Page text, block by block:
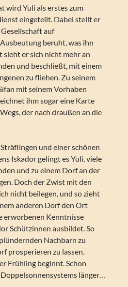
wird Yuli als erstes zum
eingeteilt. Dabei stellt er
auf
beruht, was ihn
er sich nicht mehr an
und beschließt, mit einem
zu fliehen. Zu seinem
mit seinem Vorhaben
ihm sogar eine Karte
der nach draußen an die
und einer schönen
Iskador gelingt es Yuli, viele
und zu einem Dorf an der
Doch der Zwist mit den
nicht beilegen, und so zieht
anderen Dorf den Ort
erworbenen Kenntnisse
Schützinnen ausbildet. So
Nachbarn zu
prosperieren zu lassen.
Frühling beginnt. Schon
Doppelsonnensystems länger…